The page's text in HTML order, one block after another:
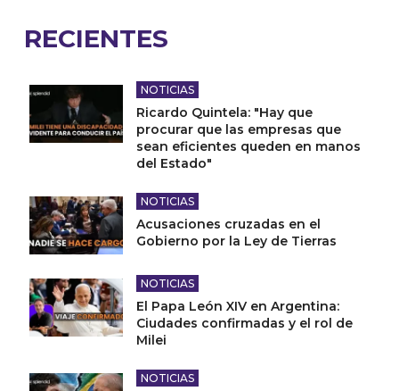
RECIENTES
NOTICIAS
Ricardo Quintela: "Hay que
procurar que las empresas que
sean eficientes queden en manos
del Estado"
NOTICIAS
Acusaciones cruzadas en el
Gobierno por la Ley de Tierras
NOTICIAS
El Papa León XIV en Argentina:
Ciudades confirmadas y el rol de
Milei
NOTICIAS